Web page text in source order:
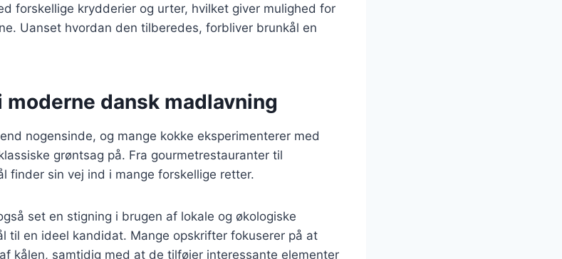
forskellige krydderier og urter, hvilket giver mulighed for
Uanset hvordan den tilberedes, forbliver brunkål en
dansk madlavning
nogensinde, og mange kokke eksperimenterer med
grøntsag på. Fra gourmetrestauranter til
finder sin vej ind i mange forskellige retter.
set en stigning i brugen af lokale og økologiske
til en ideel kandidat. Mange opskrifter fokuserer på at
kålen, samtidig med at de tilføjer interessante elementer